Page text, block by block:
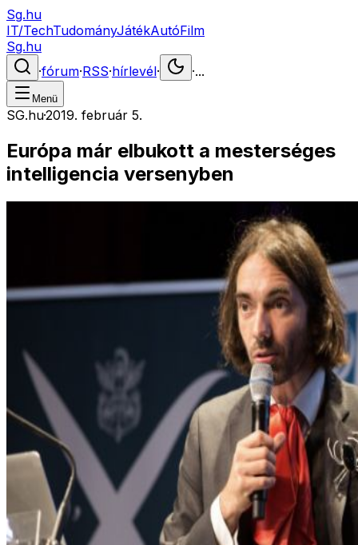
Sg.hu
IT/TechTudományJátékAutóFilm
Sg.hu
·fórum·RSS·hírlevél· ·...
Menü
SG.hu·2019. február 5.
Európa már elbukott a mesterséges
intelligencia versenyben